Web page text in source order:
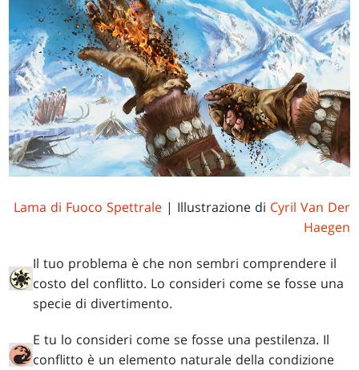
Lama di Fuoco Spettrale| Illustrazione di Cyril Van Der
Haegen
Il tuo problema è che non sembri comprendere il
costo del conflitto. Lo consideri come se fosse una
specie di divertimento.
E tu lo consideri come se fosse una pestilenza. Il
conflitto è un elemento naturale della condizione